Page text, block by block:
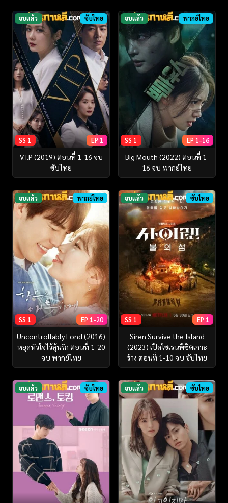
จบแล้ว ซับไทย
SS 1 EP 1
V.I.P (2019) ตอนที่ 1-16 จบ
ซับไทย
จบแล้ว พากย์ไทย
SS 1 EP 1-16
Big Mouth (2022) ตอนที่ 1-
16 จบ พากย์ไทย
จบแล้ว พากย์ไทย
SS 1 EP 1-20
Uncontrollably Fond (2016)
หยุดหัวใจไว้ลุ้นรัก ตอนที่ 1-20
จบ พากย์ไทย
จบแล้ว ซับไทย
SS 1 EP 1
Siren Survive the Island
(2023) เปิดไซเรนพิชิตเกาะ
ร้าง ตอนที่ 1-10 จบ ซับไทย
จบแล้ว ซับไทย จบแล้ว ซับไทย